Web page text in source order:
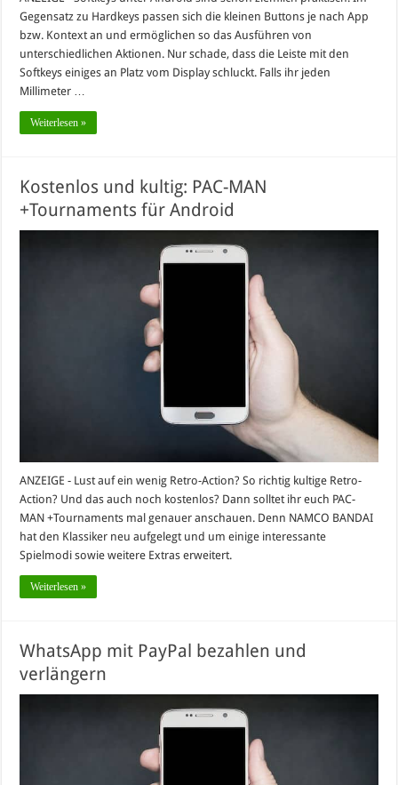
Gegensatz zu Hardkeys passen sich die kleinen Buttons je nach App
bzw. Kontext an und ermöglichen so das Ausführen von
unterschiedlichen Aktionen. Nur schade, dass die Leiste mit den
Softkeys einiges an Platz vom Display schluckt. Falls ihr jeden
Millimeter …
Weiterlesen »
Kostenlos und kultig: PAC-MAN
+Tournaments für Android
ANZEIGE - Lust auf ein wenig Retro-Action? So richtig kultige Retro-
Action? Und das auch noch kostenlos? Dann solltet ihr euch PAC-
MAN +Tournaments mal genauer anschauen. Denn NAMCO BANDAI
hat den Klassiker neu aufgelegt und um einige interessante
Spielmodi sowie weitere Extras erweitert.
Weiterlesen »
WhatsApp mit PayPal bezahlen und
verlängern